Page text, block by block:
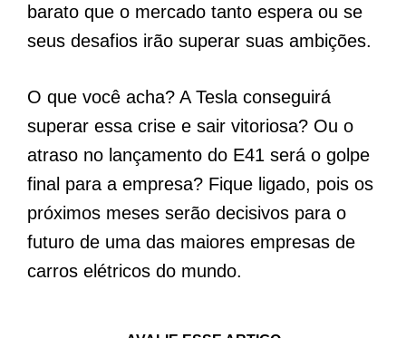
barato que o mercado tanto espera ou se
seus desafios irão superar suas ambições.
O que você acha? A Tesla conseguirá
superar essa crise e sair vitoriosa? Ou o
atraso no lançamento do E41 será o golpe
final para a empresa? Fique ligado, pois os
próximos meses serão decisivos para o
futuro de uma das maiores empresas de
carros elétricos do mundo.